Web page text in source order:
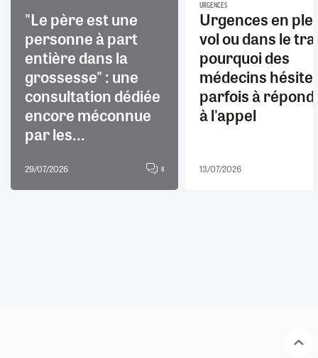
"Le père est une
personne à part
entière dans la
grossesse" : une
consultation dédiée
encore méconnue
par les...
29/07/2026 8
URGENCES
Urgences en
vol ou dans le
pourquoi des
médecins
parfois à
à l'appel
13/07/2026